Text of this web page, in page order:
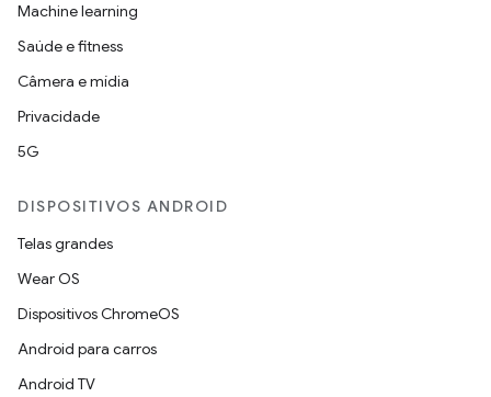
Machine learning
Saúde e fitness
Câmera e mídia
Privacidade
5G
DISPOSITIVOS ANDROID
Telas grandes
Wear OS
Dispositivos ChromeOS
Android para carros
Android TV